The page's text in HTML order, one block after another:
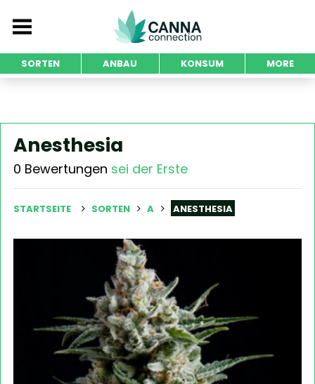
SORTEN ANBAU KONSUM MORE
Anesthesia
0 Bewertungen sei der Erste
STARTSEITE SORTEN A ANESTHESIA